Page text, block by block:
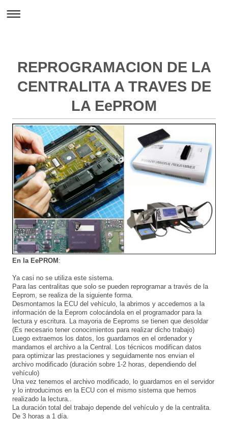
REPROGRAMACION DE LA
CENTRALITA A TRAVES DE
LA EePROM
En la EePROM :
Ya casi no se utiliza este sistema.
Para las centralitas que solo se pueden reprogramar a través de la
Eeprom, se realiza de la siguiente forma.
Desmontamos la ECU del vehículo, la abrimos y accedemos a la
información de la Eeprom colocándola en el programador para la
lectura y escritura. La mayoria de Eeproms se tienen que desoldar
(Es necesario tener conocimientos para realizar dicho trabajo)
Luego extraemos los datos, los guardamos en el ordenador y
mandamos el archivo a la Central. Los técnicos modifican datos
para optimizar las prestaciones y seguidamente nos envian el
archivo modificado (duración sobre 1-2 horas, dependiendo del
vehículo)
Una vez tenemos el archivo modificado, lo guardamos en el servidor
y lo introducimos en la ECU con el mismo sistema que hemos
realizado la lectura..
La duración total del trabajo depende del vehículo y de la centralita.
De 3 horas a 1 día.